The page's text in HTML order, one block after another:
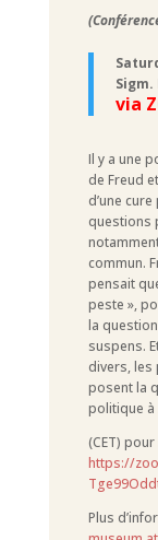
Sigm.
via
Il y a une
de Freud
d’une
questions
commun.
pensait
peste »,
la
suspens.
divers,
posent la
politique à
(CET) pour
https://
Plus